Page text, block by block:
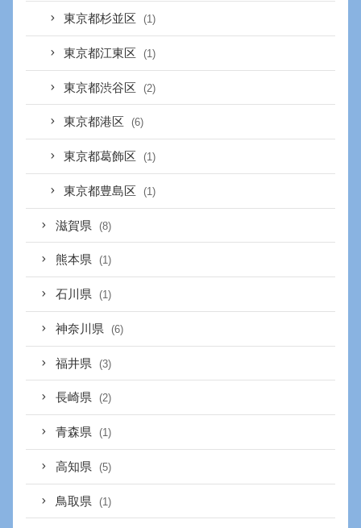
東京都杉並区 (1)
東京都江東区 (1)
東京都渋谷区 (2)
東京都港区 (6)
東京都葛飾区 (1)
東京都豊島区 (1)
滋賀県 (8)
熊本県 (1)
石川県 (1)
神奈川県 (6)
福井県 (3)
長崎県 (2)
青森県 (1)
高知県 (5)
鳥取県 (1)